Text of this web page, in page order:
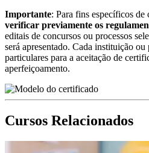
Importante: Para fins específicos de
verificar previamente os
editais de concursos ou processos
será apresentado. Cada instituição
particulares para a aceitação de
aperfeiçoamento.
Cursos Relacionados